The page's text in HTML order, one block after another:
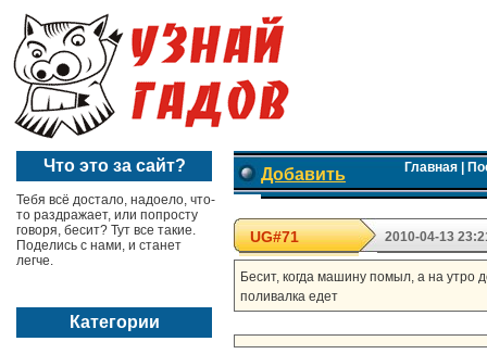
Что это за сайт?
Тебя всё достало, надоело, что-
то раздражает, или попросту
говоря, бесит? Тут все такие.
Поделись с нами, и станет
легче.
Категории
Добавить Главная|
UG#71 2010-04-13
Бесит, когда машину помыл, а на
поливалка едет